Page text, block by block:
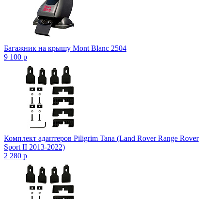
Багажник на крышу Mont Blanc 2504
9 100 p
Комплект адаптеров Piligrim Tana (Land Rover Range Rover
Sport II 2013-2022)
2 280 p